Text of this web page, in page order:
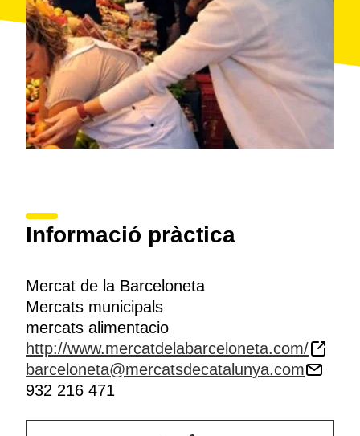
Informació pràctica
Mercat de la Barceloneta
Mercats municipals
mercats alimentacio
http://www.mercatdelabarceloneta.com/
barceloneta@mercatsdecatalunya.com
932 216 471